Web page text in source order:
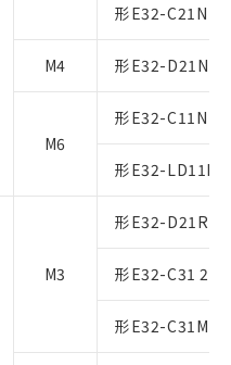
形E32-C21N
M4 形E32-D21N
M6
形E32-C11N
形E32-LD11N
M3
形E32-D21R
形E32-C31 2M
形E32-C31M